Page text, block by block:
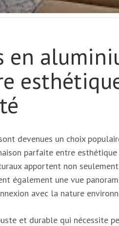
en
devenues un choix
parfaite entre
apportent non
également une vue
avec la nature
et durable qui nécessite